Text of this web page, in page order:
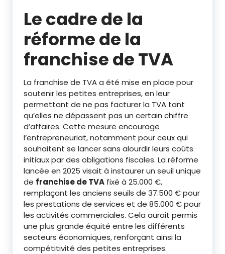
Le cadre de la
réforme de la
franchise de TVA
La franchise de TVA a été mise en place pour
soutenir les petites entreprises, en leur
permettant de ne pas facturer la TVA tant
qu’elles ne dépassent pas un certain chiffre
d’affaires. Cette mesure encourage
l’entrepreneuriat, notamment pour ceux qui
souhaitent se lancer sans alourdir leurs coûts
initiaux par des obligations fiscales. La réforme
lancée en 2025 visait à instaurer un seuil unique
de franchise de TVA fixé à 25.000 €,
remplaçant les anciens seuils de 37.500 € pour
les prestations de services et de 85.000 € pour
les activités commerciales. Cela aurait permis
une plus grande équité entre les différents
secteurs économiques, renforçant ainsi la
compétitivité des petites entreprises.